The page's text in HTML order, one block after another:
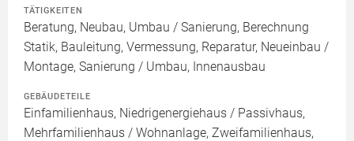
TÄTIGKEITEN
Beratung, Neubau, Umbau / Sanierung, Berechnung
Statik, Bauleitung, Vermessung, Reparatur, Neueinbau /
Montage, Sanierung / Umbau, Innenausbau
GEBÄUDETEILE
Einfamilienhaus, Niedrigenergiehaus / Passivhaus,
Mehrfamilienhaus / Wohnanlage, Zweifamilienhaus,